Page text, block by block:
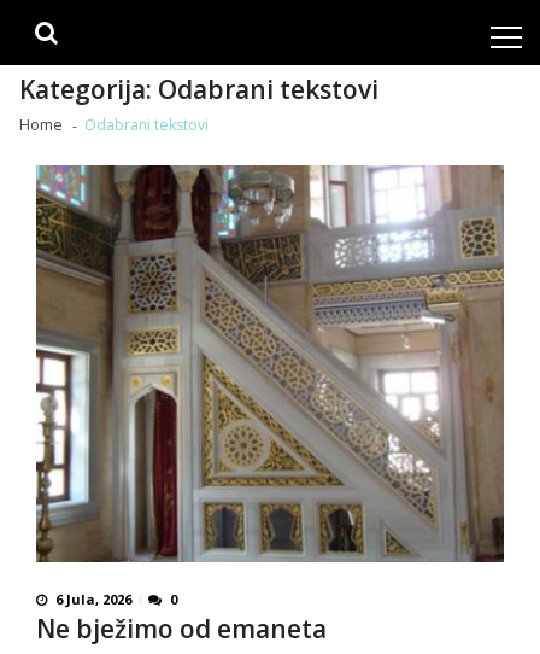
Kategorija: Odabrani tekstovi
Home Odabrani tekstovi
6 Jula, 2026 0
Ne bježimo od emaneta